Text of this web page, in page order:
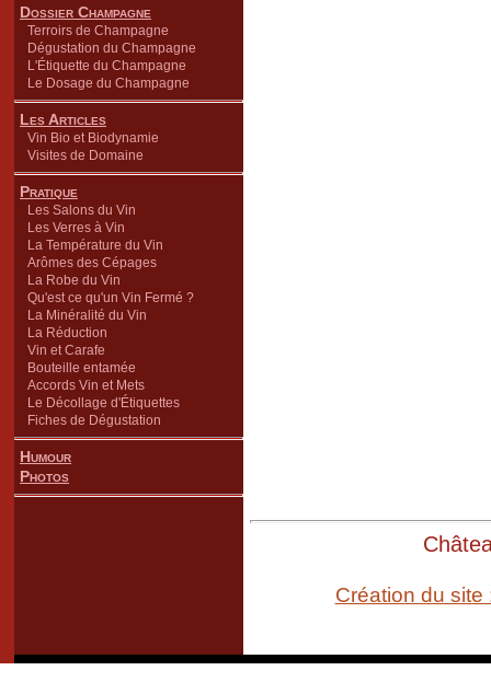
Dossier Champagne
Terroirs de Champagne
Dégustation du Champagne
L'Étiquette du Champagne
Le Dosage du Champagne
Les Articles
Vin Bio et Biodynamie
Visites de Domaine
Pratique
Les Salons du Vin
Les Verres à Vin
La Température du Vin
Arômes des Cépages
La Robe du Vin
Qu'est ce qu'un Vin Fermé ?
La Minéralité du Vin
La Réduction
Vin et Carafe
Bouteille entamée
Accords Vin et Mets
Le Décollage d'Étiquettes
Fiches de Dégustation
Humour
Photos
Création du site